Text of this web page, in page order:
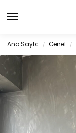
Ana Sayfa / Genel /